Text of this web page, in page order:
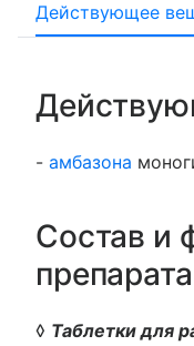
Действующее
- амбазона
Состав и
препарата
◊ Таблетки для